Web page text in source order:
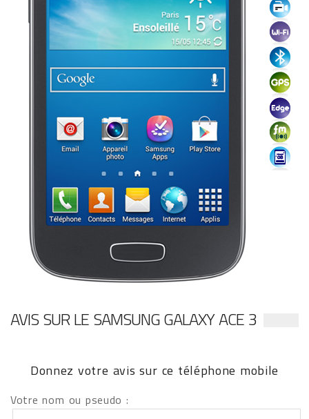
AVIS SUR LE SAMSUNG GALAXY ACE 3
Donnez votre avis sur ce téléphone mobile
Votre nom ou pseudo :